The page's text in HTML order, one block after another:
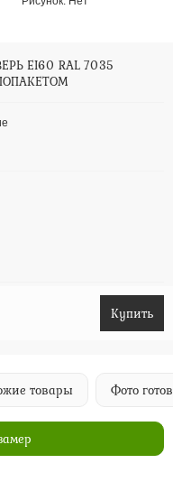
EI60 RAL 7035
Купить
товары Фото